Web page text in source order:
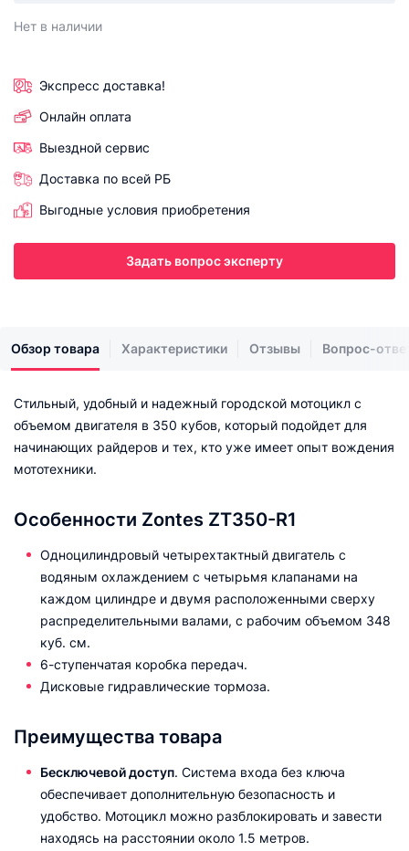
Нет в наличии
Экспресс доставка!
Онлайн оплата
Выездной сервис
Доставка по всей РБ
Выгодные условия приобретения
Задать вопрос эксперту
Обзор товара Характеристики Отзывы Вопрос-
Стильный, удобный и надежный городской мотоцикл с
объемом двигателя в 350 кубов, который подойдет для
начинающих райдеров и тех, кто уже имеет опыт вождения
мототехники.
Особенности Zontes ZT350-R1
Одноцилиндровый четырехтактный двигатель с
водяным охлаждением с четырьмя клапанами на
каждом цилиндре и двумя расположенными сверху
распределительными валами, с рабочим объемом 348
куб. см.
6-ступенчатая коробка передач.
Дисковые гидравлические тормоза.
Преимущества товара
Бесключевой доступ. Система входа без ключа
обеспечивает дополнительную безопасность и
удобство. Мотоцикл можно разблокировать и завести
находясь на расстоянии около 1.5 метров.